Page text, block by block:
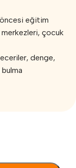
eğitim
çocuk
denge,